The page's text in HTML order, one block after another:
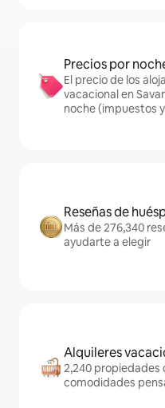
Precios por
El precio de los
vacacional en
noche (impuestos
Reseñas de
Más de 276,340
ayudarte a elegir
Alquileres
2,240 propiedades
comodidades